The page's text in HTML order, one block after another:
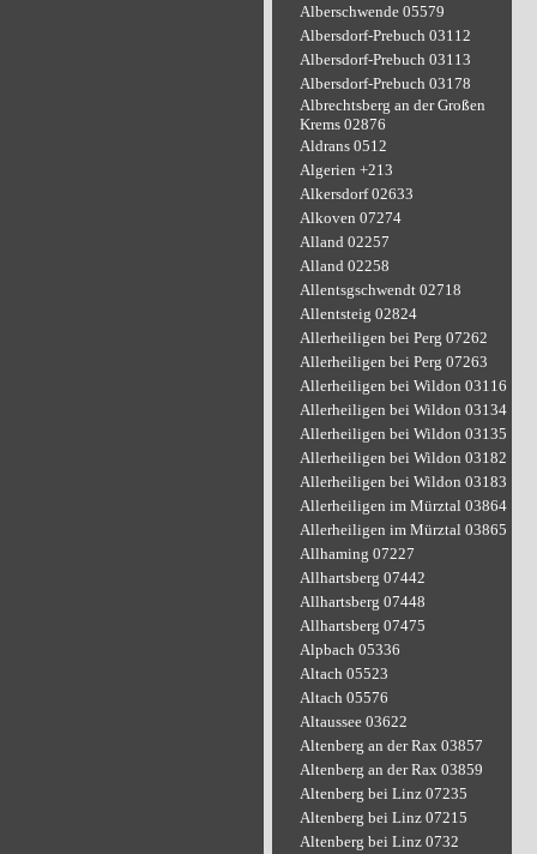
Alberschwende 05579
Albersdorf-Prebuch 03112
Albersdorf-Prebuch 03113
Albersdorf-Prebuch 03178
Albrechtsberg an der Großen
Krems 02876
Aldrans 0512
Algerien +213
Alkersdorf 02633
Alkoven 07274
Alland 02257
Alland 02258
Allentsgschwendt 02718
Allentsteig 02824
Allerheiligen bei Perg 07262
Allerheiligen bei Perg 07263
Allerheiligen bei Wildon 03116
Allerheiligen bei Wildon 03134
Allerheiligen bei Wildon 03135
Allerheiligen bei Wildon 03182
Allerheiligen bei Wildon 03183
Allerheiligen im Mürztal 03864
Allerheiligen im Mürztal 03865
Allhaming 07227
Allhartsberg 07442
Allhartsberg 07448
Allhartsberg 07475
Alpbach 05336
Altach 05523
Altach 05576
Altaussee 03622
Altenberg an der Rax 03857
Altenberg an der Rax 03859
Altenberg bei Linz 07235
Altenberg bei Linz 07215
Altenberg bei Linz 0732